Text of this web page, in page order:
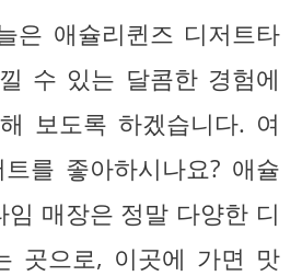
은 애슐리퀸즈 디저트타
수 있는 달콤한 경험에
보도록 하겠습니다. 여
를 좋아하시나요? 애슐
임 매장은 정말 다양한 디
곳으로, 이곳에 가면 맛